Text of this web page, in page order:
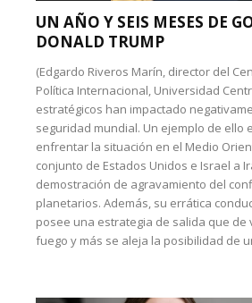
UN AÑO Y SEIS MESES DE
DONALD TRUMP
(Edgardo Riveros Marín, director del
Política Internacional, Universidad
estratégicos han impactado
seguridad mundial. Un ejemplo de ello
enfrentar la situación en el Medio
conjunto de Estados Unidos e Israel a
demostración de agravamiento del
planetarios. Además, su errática
posee una estrategia de salida que de
fuego y más se aleja la posibilidad de